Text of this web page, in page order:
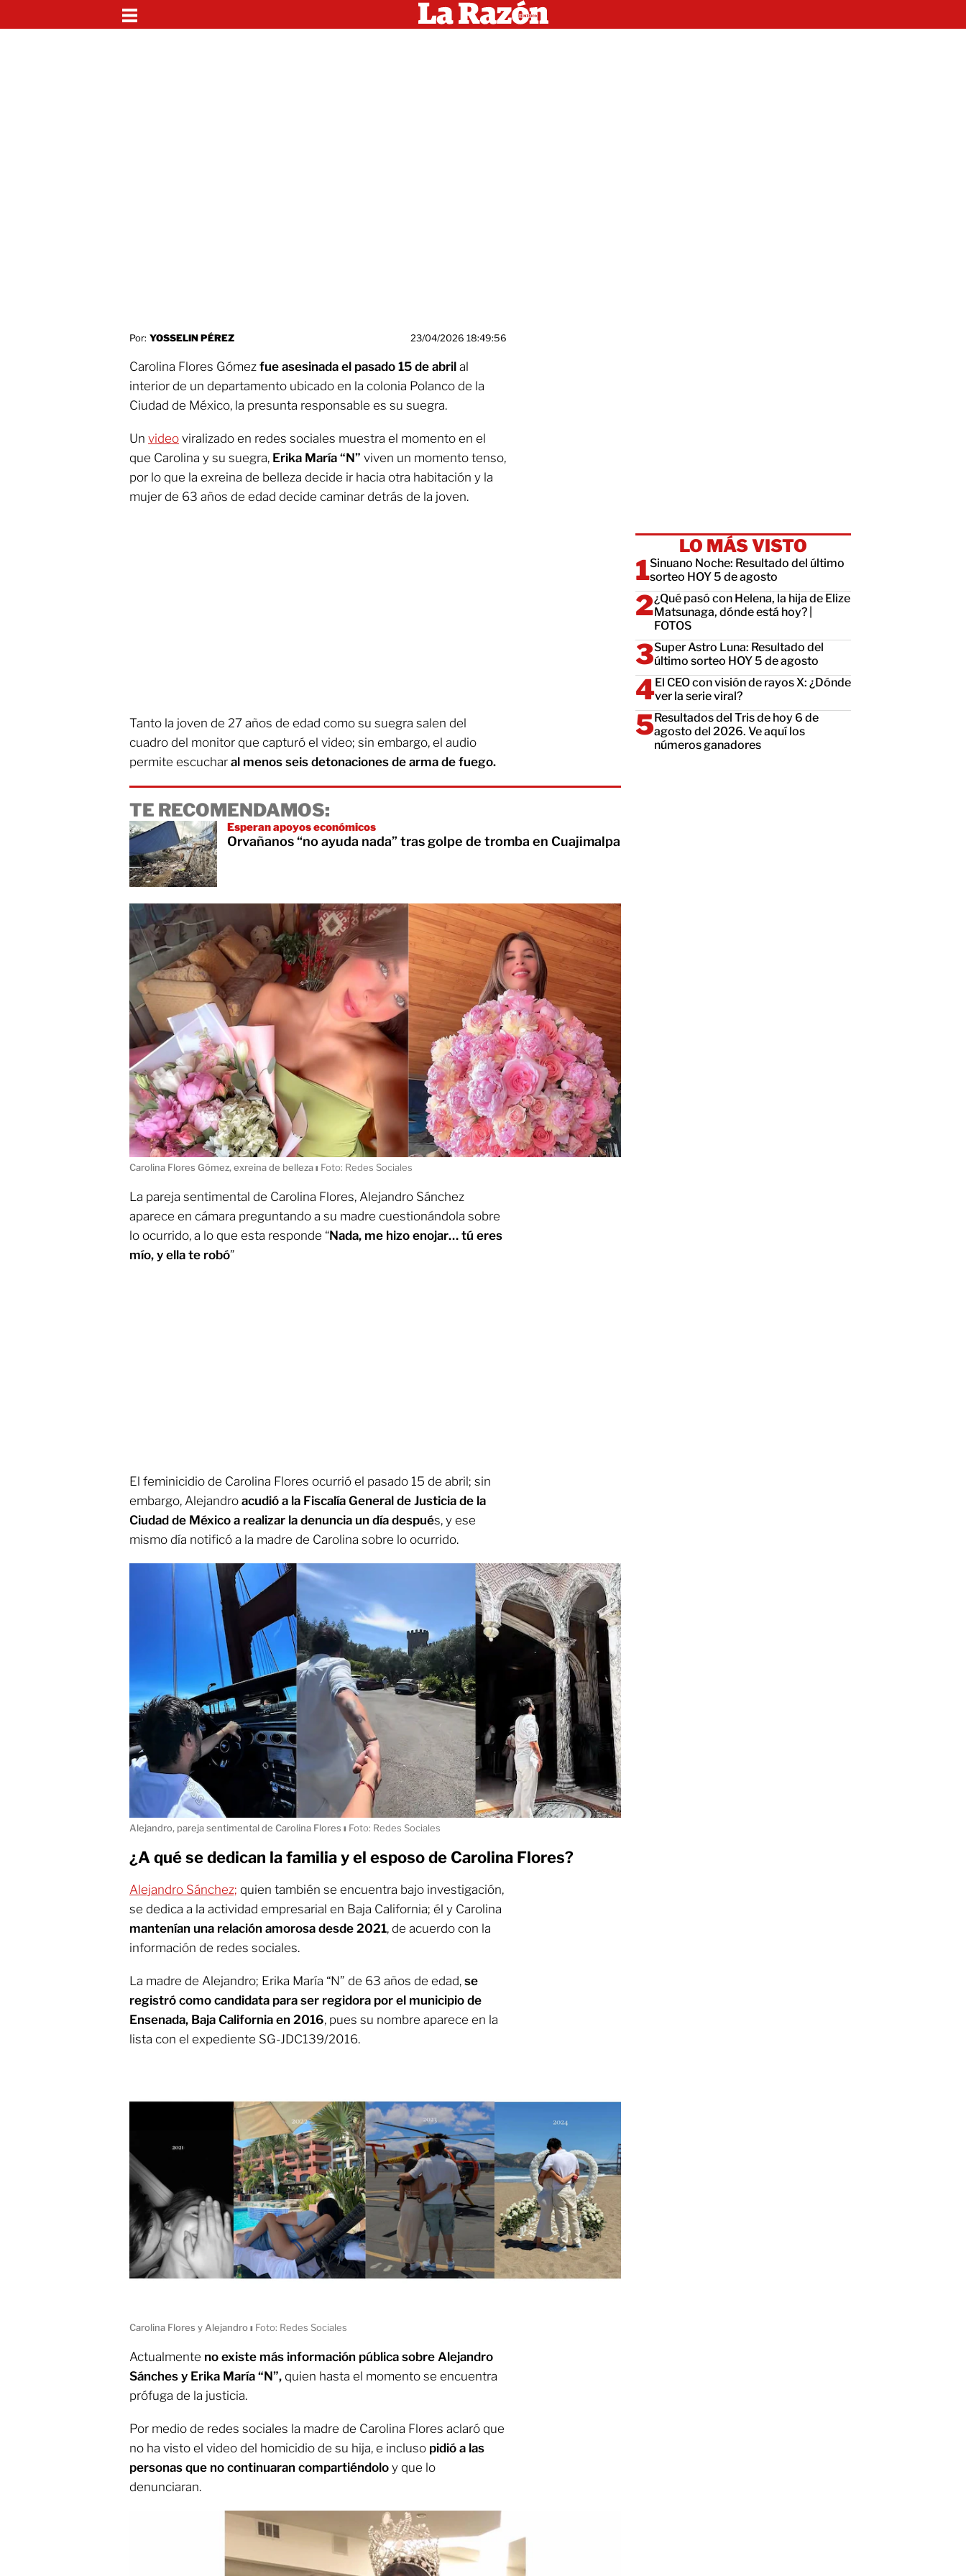
Por: YOSSELIN PÉREZ 23/04/2026 18:49:56
Carolina Flores Gómez fue asesinada el pasado 15 de abril al
interior de un departamento ubicado en la colonia Polanco de la
Ciudad de México, la presunta responsable es su suegra.
Un video viralizado en redes sociales muestra el momento en el
que Carolina y su suegra, Erika María “N” viven un momento tenso,
por lo que la exreina de belleza decide ir hacia otra habitación y la
mujer de 63 años de edad decide caminar detrás de la joven.
Tanto la joven de 27 años de edad como su suegra salen del
cuadro del monitor que capturó el video; sin embargo, el audio
permite escuchar al menos seis detonaciones de arma de fuego.
TE RECOMENDAMOS:
Esperan apoyos económicos
Orvañanos “no ayuda nada” tras golpe de tromba en Cuajimalpa
Carolina Flores Gómez, exreina de bellezaı Foto: Redes Sociales
La pareja sentimental de Carolina Flores, Alejandro Sánchez
aparece en cámara preguntando a su madre cuestionándola sobre
lo ocurrido, a lo que esta responde “Nada, me hizo enojar… tú eres
mío, y ella te robó”
El feminicidio de Carolina Flores ocurrió el pasado 15 de abril; sin
embargo, Alejandro acudió a la Fiscalía General de Justicia de la
Ciudad de México a realizar la denuncia un día después, y ese
mismo día notificó a la madre de Carolina sobre lo ocurrido.
Alejandro, pareja sentimental de Carolina Flores ı Foto: Redes Sociales
¿A qué se dedican la familia y el esposo de Carolina Flores?
Alejandro Sánchez; quien también se encuentra bajo investigación,
se dedica a la actividad empresarial en Baja California; él y Carolina
mantenían una relación amorosa desde 2021, de acuerdo con la
información de redes sociales.
La madre de Alejandro; Erika María “N” de 63 años de edad, se
registró como candidata para ser regidora por el municipio de
Ensenada, Baja California en 2016, pues su nombre aparece en la
lista con el expediente SG-JDC139/2016.
Carolina Flores y Alejandroı Foto: Redes Sociales
Actualmente no existe más información pública sobre Alejandro
Sánches y Erika María “N”, quien hasta el momento se encuentra
prófuga de la justicia.
Por medio de redes sociales la madre de Carolina Flores aclaró que
no ha visto el video del homicidio de su hija, e incluso pidió a las
personas que no continuaran compartiéndolo y que lo
denunciaran.
LO MÁS VISTO
Sinuano Noche: Resultado del último
sorteo HOY 5 de agosto
¿Qué pasó con Helena, la hija de Elize
Matsunaga, dónde está hoy? |
FOTOS
Super Astro Luna: Resultado del
último sorteo HOY 5 de agosto
El CEO con visión de rayos X: ¿Dónde
ver la serie viral?
Resultados del Tris de hoy 6 de
agosto del 2026. Ve aquí los
números ganadores